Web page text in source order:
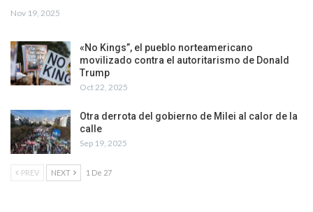
Nov 19, 2025
«No Kings”, el pueblo norteamericano
movilizado contra el autoritarismo de Donald
Trump
Oct 22, 2025
Otra derrota del gobierno de Milei al calor de la
calle
Sep 19, 2025
PREV NEXT 1 De 27